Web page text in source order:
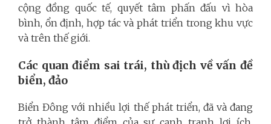
cộng đồng quốc tế, quyết tâm phấn đấu vì hòa
bình, ổn định, hợp tác và phát triển trong khu vực
và trên thế giới.
Các quan điểm sai trái, thù địch về vấn đề
biển, đảo
Biển Đông với nhiều lợi thế phát triển, đã và đang